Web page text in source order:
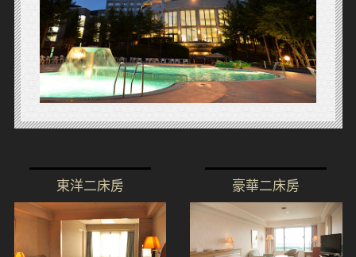
東洋二床房 豪華二床房